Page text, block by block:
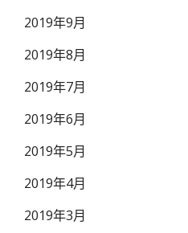
2019年9月
2019年8月
2019年7月
2019年6月
2019年5月
2019年4月
2019年3月